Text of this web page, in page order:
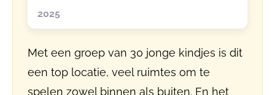
2025
Met een groep van 30 jonge kindjes is dit
een top locatie, veel ruimtes om te
spelen zowel binnen als buiten. En het